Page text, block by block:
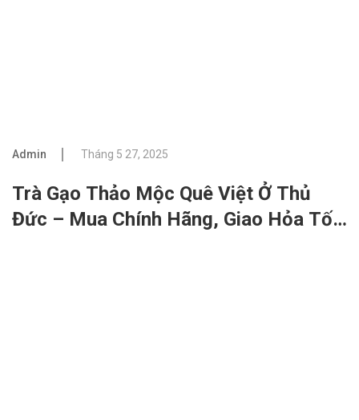
Admin Tháng 5 27, 2025
Trà Gạo Thảo Mộc Quê Việt Ở Thủ
Đức – Mua Chính Hãng, Giao Hỏa Tốc